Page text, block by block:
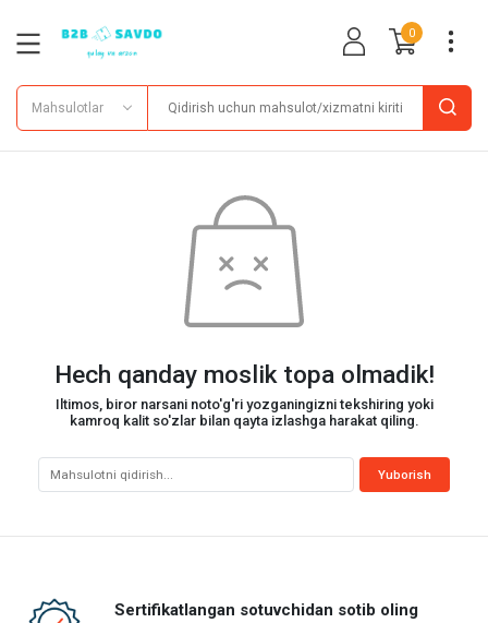
0
Mahsulotlar
Hech qanday moslik topa olmadik!
Iltimos, biror narsani noto'g'ri yozganingizni tekshiring yoki
kamroq kalit so'zlar bilan qayta izlashga harakat qiling.
Sertifikatlangan sotuvchidan sotib oling